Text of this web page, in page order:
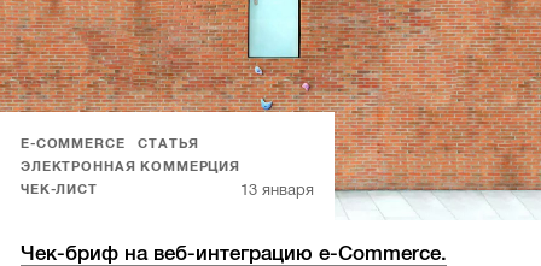
E-COMMERCE
СТАТЬЯ
ЭЛЕКТРОННАЯ КОММЕРЦИЯ
ЧЕК-ЛИСТ
13 января
Чек-бриф на веб-интеграцию e-Commerce.